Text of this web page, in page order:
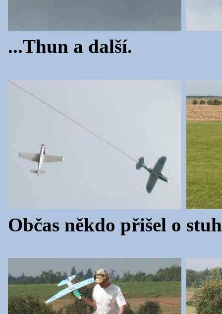
...Thun a další.
Občas někdo přišel o